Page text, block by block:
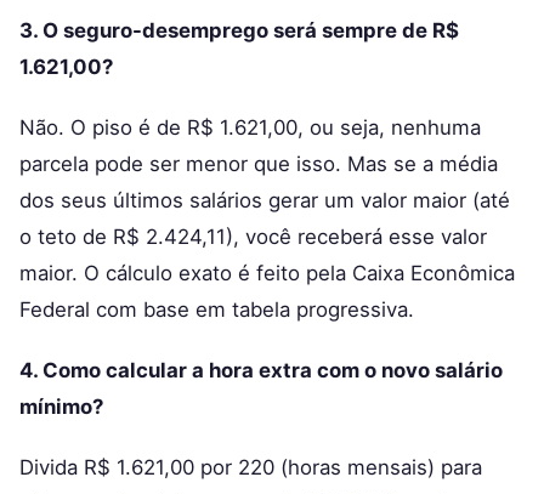
3. O seguro-desemprego será sempre de R$
1.621,00?
Não. O piso é de R$ 1.621,00, ou seja, nenhuma
parcela pode ser menor que isso. Mas se a média
dos seus últimos salários gerar um valor maior (até
o teto de R$ 2.424,11), você receberá esse valor
maior. O cálculo exato é feito pela Caixa Econômica
Federal com base em tabela progressiva.
4. Como calcular a hora extra com o novo salário
mínimo?
Divida R$ 1.621,00 por 220 (horas mensais) para